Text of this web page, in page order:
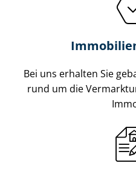
Bei uns erhalten Sie
rund um die